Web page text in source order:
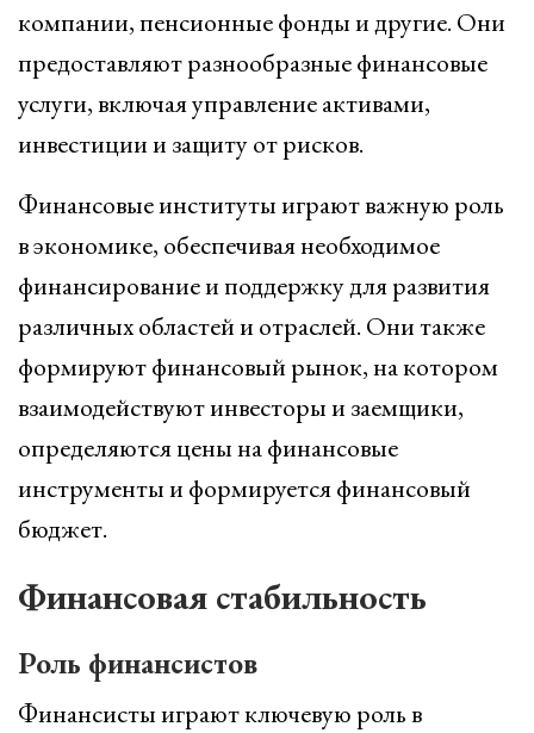
компании, пенсионные фонды и другие. Они
предоставляют разнообразные финансовые
услуги, включая управление активами,
инвестиции и защиту от рисков.
Финансовые институты играют важную роль
в экономике, обеспечивая необходимое
финансирование и поддержку для развития
различных областей и отраслей. Они также
формируют финансовый рынок, на котором
взаимодействуют инвесторы и заемщики,
определяются цены на финансовые
инструменты и формируется финансовый
бюджет.
Финансовая стабильность
Роль финансистов
Финансисты играют ключевую роль в